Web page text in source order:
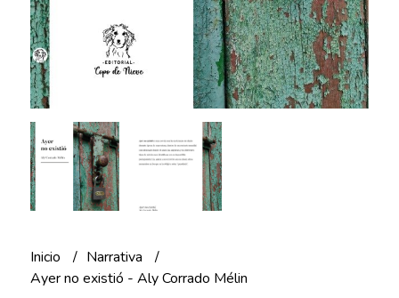
Inicio
Narrativa
Ayer no existió - Aly Corrado Mélin